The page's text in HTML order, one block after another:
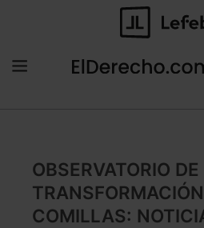
OBSERVATORIO DE
COMILLAS: